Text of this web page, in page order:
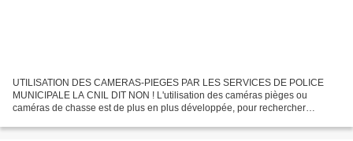
UTILISATION DES CAMERAS-PIEGES PAR LES SERVICES DE POLICE
MUNICIPALE LA CNIL DIT NON ! L'utilisation des caméras pièges ou
caméras de chasse est de plus en plus développée, pour rechercher